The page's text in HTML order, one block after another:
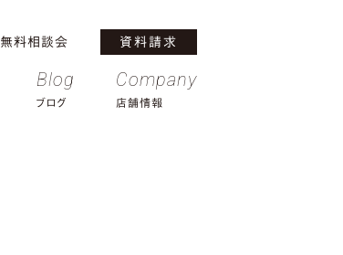
無料相談会 資料請求
Blog
ブログ
Company
店舗情報